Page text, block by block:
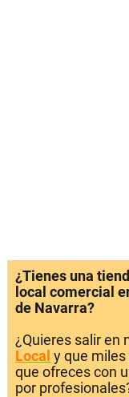
¿Tienes una
local comercial
de Navarra?
¿Quieres salir en
Local y que
que ofreces con
por